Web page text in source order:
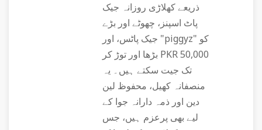
ذریعے کھلاڑی روزانہ جیک
پاٹ اسپنز، چھوٹے اور بڑے
جیک پاٹس، اور "piggyz" کو
بڑھا اور توڑ کر PKR 50,000
تک جیت سکتے ہیں۔ یہ
منصفانہ کھیل، محفوظ لین
دین اور ذمہ دارانہ جوا کے
لیے بھی پرعزم ہیں، جس